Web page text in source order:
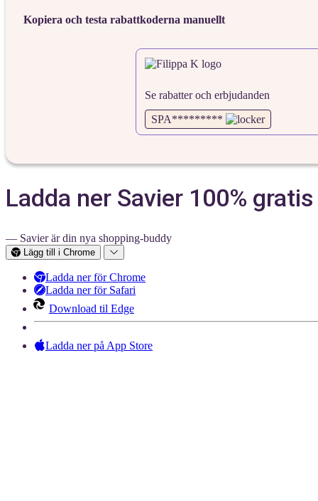
Kopiera och testa rabattkoderna manuellt
Se rabatter och erbjudanden
SPA*********
Ladda ner Savier 100%
— Savier är din nya shopping-buddy
Lägg till i Chrome
Ladda ner för Chrome
Ladda ner för Safari
Download til Edge
Ladda ner på App Store